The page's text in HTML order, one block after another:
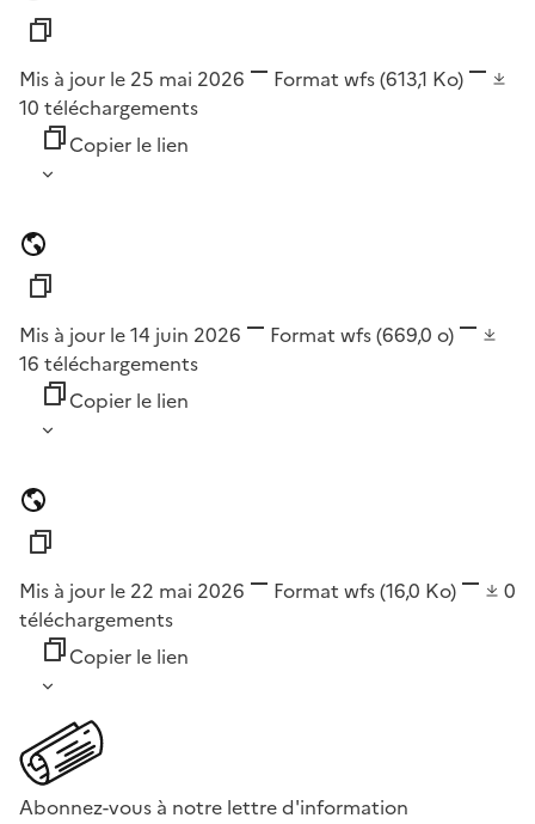
Mis à jour le 25 mai 2026 Format wfs(613,1 Ko)
10 téléchargements
Copier le lien
Mis à jour le 14 juin 2026 Format wfs(669,0 o)
16 téléchargements
Copier le lien
Mis à jour le 22 mai 2026 Format wfs(16,0 Ko)
0
téléchargements
Copier le lien
Abonnez-vous à notre lettre d'information